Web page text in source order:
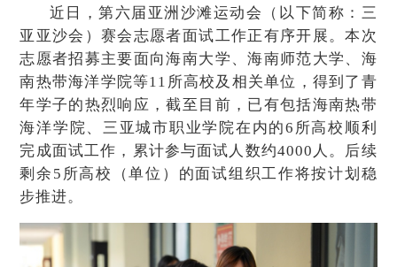
近日，第六届亚洲沙滩运动会（以下简称：三
亚亚沙会）赛会志愿者面试工作正有序开展。本次
志愿者招募主要面向海南大学、海南师范大学、海
南热带海洋学院等11所高校及相关单位，得到了青
年学子的热烈响应，截至目前，已有包括海南热带
海洋学院、三亚城市职业学院在内的6所高校顺利
完成面试工作，累计参与面试人数约4000人。后续
剩余5所高校（单位）的面试组织工作将按计划稳
步推进。